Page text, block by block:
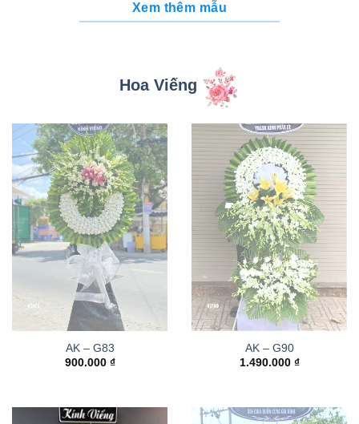
Xem thêm mẫu
Hoa Viếng
AK – G83
900.000 ₫
AK – G90
1.490.000 ₫